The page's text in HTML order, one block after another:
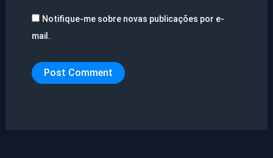
Notifique-me sobre novas publicações por e-
mail.